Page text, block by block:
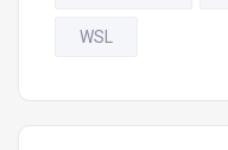
WSL